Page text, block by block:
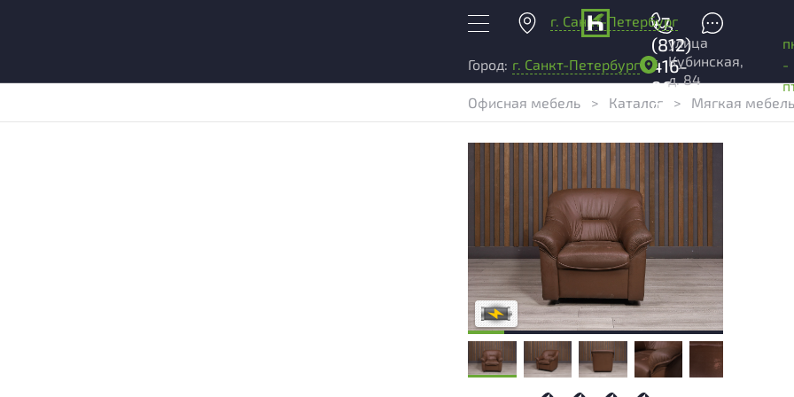
г. Санкт-Петербург
+7
(812)
416-
96-
99
Город: г. Санкт-Петербург
улица
Кубинская,
д. 84
-
Офисная мебель > Каталог > Мягкая
Степень износа находится на стадии
проверки. Вы можете уточнить
дополнительную информацию у
сотрудников магазина
В обработке